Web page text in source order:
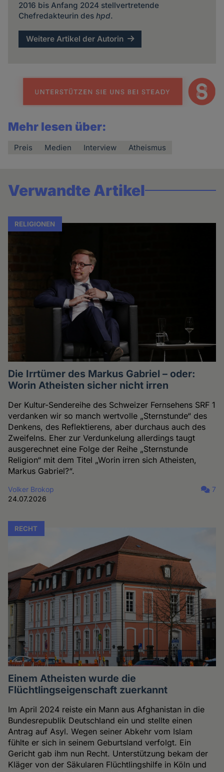
2016 bis Anfang 2024 stellvertretende
Chefredakteurin des hpd.
Weitere Artikel der Autorin
Mehr lesen über:
Preis Medien Interview Atheismus
Verwandte Artikel
RELIGIONEN
Die Irrtümer des Markus Gabriel – oder:
Worin Atheisten sicher nicht irren
Der Kultur-Sendereihe des Schweizer Fernsehens SRF 1
verdanken wir so manch wertvolle „Sternstunde“ des
Denkens, des Reflektierens, aber durchaus auch des
Zweifelns. Eher zur Verdunkelung allerdings taugt
ausgerechnet eine Folge der Reihe „Sternstunde
Religion“ mit dem Titel „Worin irren sich Atheisten,
Markus Gabriel?“.
Volker Brokop
24.07.2026
7
RECHT
Einem Atheisten wurde die
Flüchtlingseigenschaft zuerkannt
Im April 2024 reiste ein Mann aus Afghanistan in die
Bundesrepublik Deutschland ein und stellte einen
Antrag auf Asyl. Wegen seiner Abkehr vom Islam
fühlte er sich in seinem Geburtsland verfolgt. Ein
Gericht gab ihm nun Recht. Unterstützung bekam der
Kläger von der Säkularen Flüchtlingshilfe in Köln und